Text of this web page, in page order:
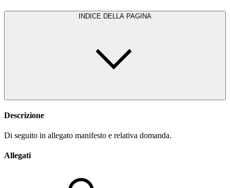
INDICE DELLA PAGINA
Descrizione
Di seguito in allegato manifesto e relativa domanda.
Allegati